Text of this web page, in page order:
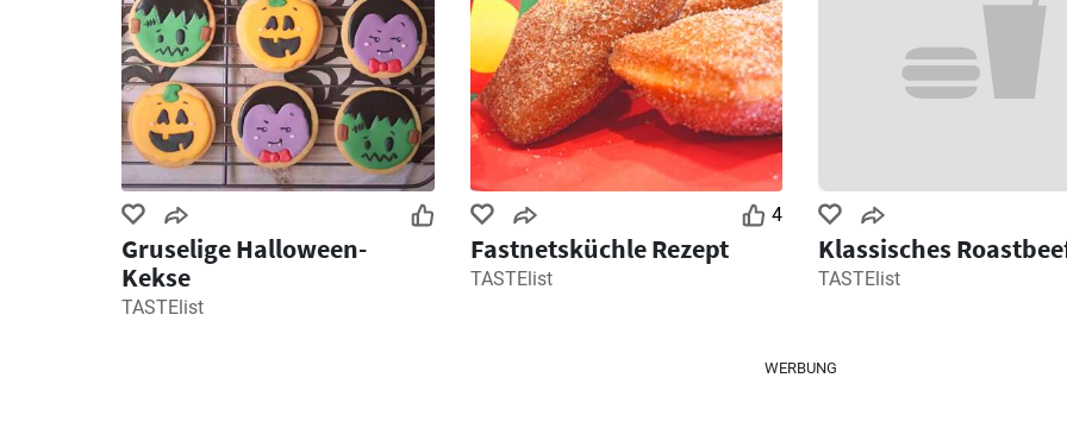
Gruselige Halloween-
Kekse
TASTElist
4
Fastnetsküchle Rezept
TASTElist
Klassisches
TASTElist
WERBUNG